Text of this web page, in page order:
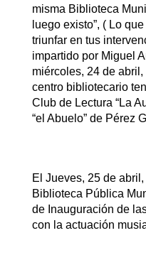
misma Biblioteca
luego existo”, ( Lo
triunfar en tus
impartido por Miguel
miércoles, 24 de
centro bibliotecario
Club de Lectura “La
“el Abuelo” de Pérez
El Jueves, 25 de
Biblioteca Pública
de Inauguración de
con la actuación